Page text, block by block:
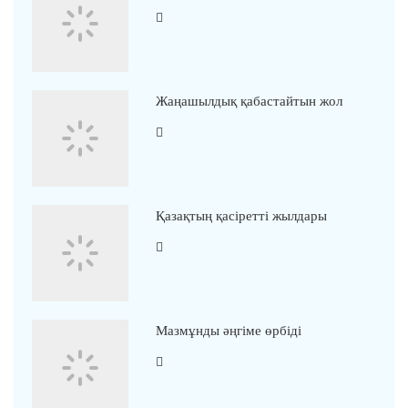
Жаңашылдық қабастайтын жол
Қазақтың қасіретті жылдары
Мазмұнды әңгіме өрбіді